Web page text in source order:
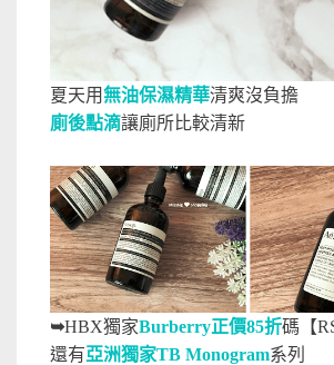
夏天用無油保濕精華清爽沒負擔
廁後點滴讓廁所比較清新
➥HBX獨家Burberry正價85折碼【
還有亞洲獨家TB Monogram系列